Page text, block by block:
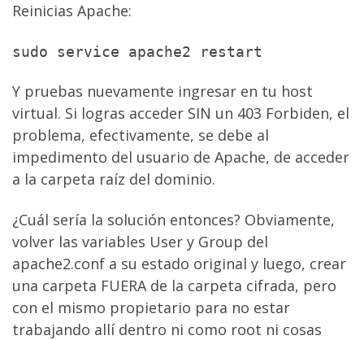
Reinicias Apache:
sudo service apache2 restart
Y pruebas nuevamente ingresar en tu host
virtual. Si logras acceder SIN un 403 Forbiden, el
problema, efectivamente, se debe al
impedimento del usuario de Apache, de acceder
a la carpeta raíz del dominio.
¿Cuál sería la solución entonces? Obviamente,
volver las variables User y Group del
apache2.conf a su estado original y luego, crear
una carpeta FUERA de la carpeta cifrada, pero
con el mismo propietario para no estar
trabajando allí dentro ni como root ni cosas